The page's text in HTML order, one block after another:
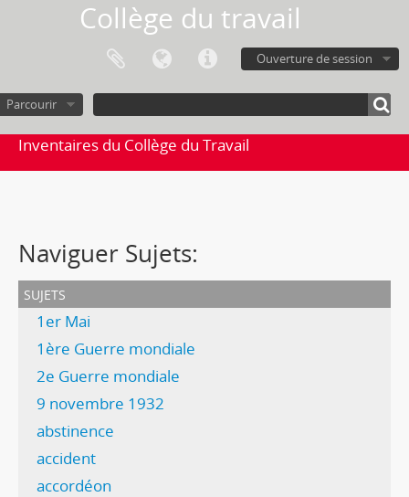
Collège du travail
Ouverture de session
Parcourir
Inventaires du Collège du Travail
Naviguer Sujets:
sujets
1er Mai
1ère Guerre mondiale
2e Guerre mondiale
9 novembre 1932
abstinence
accident
accordéon